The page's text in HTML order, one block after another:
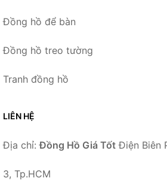
Đồng hồ để bàn
Đồng hồ treo tường
Tranh đồng hồ
LIÊN HỆ
Địa chỉ:Đồng Hồ Giá Tốt Điện Biên
3, Tp.HCM